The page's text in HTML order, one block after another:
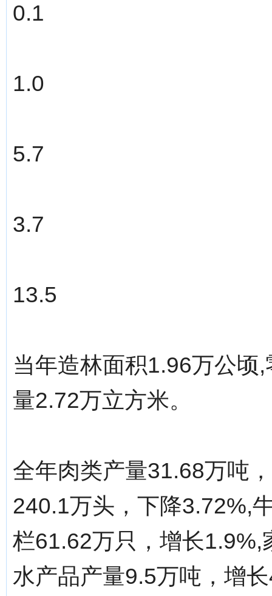
0.1
1.0
5.7
3.7
13.5
当年造林面积1.96万公顷
量2.72万立方米。
全年肉类产量31.68万吨
240.1万头，下降3.72%,
栏61.62万只，增长
水产品产量9.5万吨，增